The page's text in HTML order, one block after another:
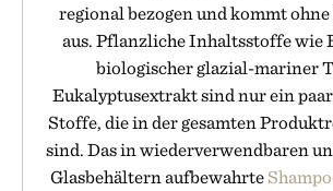
regional bezogen und kommt
aus. Pflanzliche Inhaltsstoffe wie
biologischer glazial-mariner
Eukalyptusextrakt sind nur ein
Stoffe, die in der gesamten
sind. Das in wiederverwendbaren
Glasbehältern aufbewahrte